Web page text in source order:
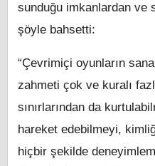
sunduğu imkanlardan ve
şöyle bahsetti:
“Çevrimiçi oyunların
zahmeti çok ve kuralı
sınırlarından da
hareket edebilmeyi,
hiçbir şekilde